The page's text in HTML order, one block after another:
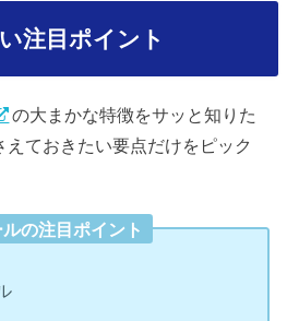
注目ポイント
の大まかな特徴をサッと知りた
ておきたい要点だけをピック
の注目ポイント